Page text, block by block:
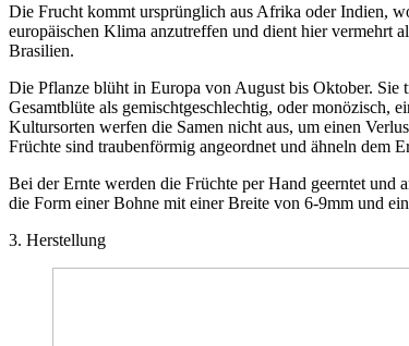
Die Frucht kommt ursprünglich aus Afrika oder Indien,
europäischen Klima anzutreffen und dient hier vermehrt
Brasilien.
Die Pflanze blüht in Europa von August bis Oktober. Sie
Gesamtblüte als gemischtgeschlechtig, oder monözisch,
Kultursorten werfen die Samen nicht aus, um einen
Früchte sind traubenförmig angeordnet und ähneln dem
Bei der Ernte werden die Früchte per Hand geerntet und
die Form einer Bohne mit einer Breite von 6-9mm und
3. Herstellung